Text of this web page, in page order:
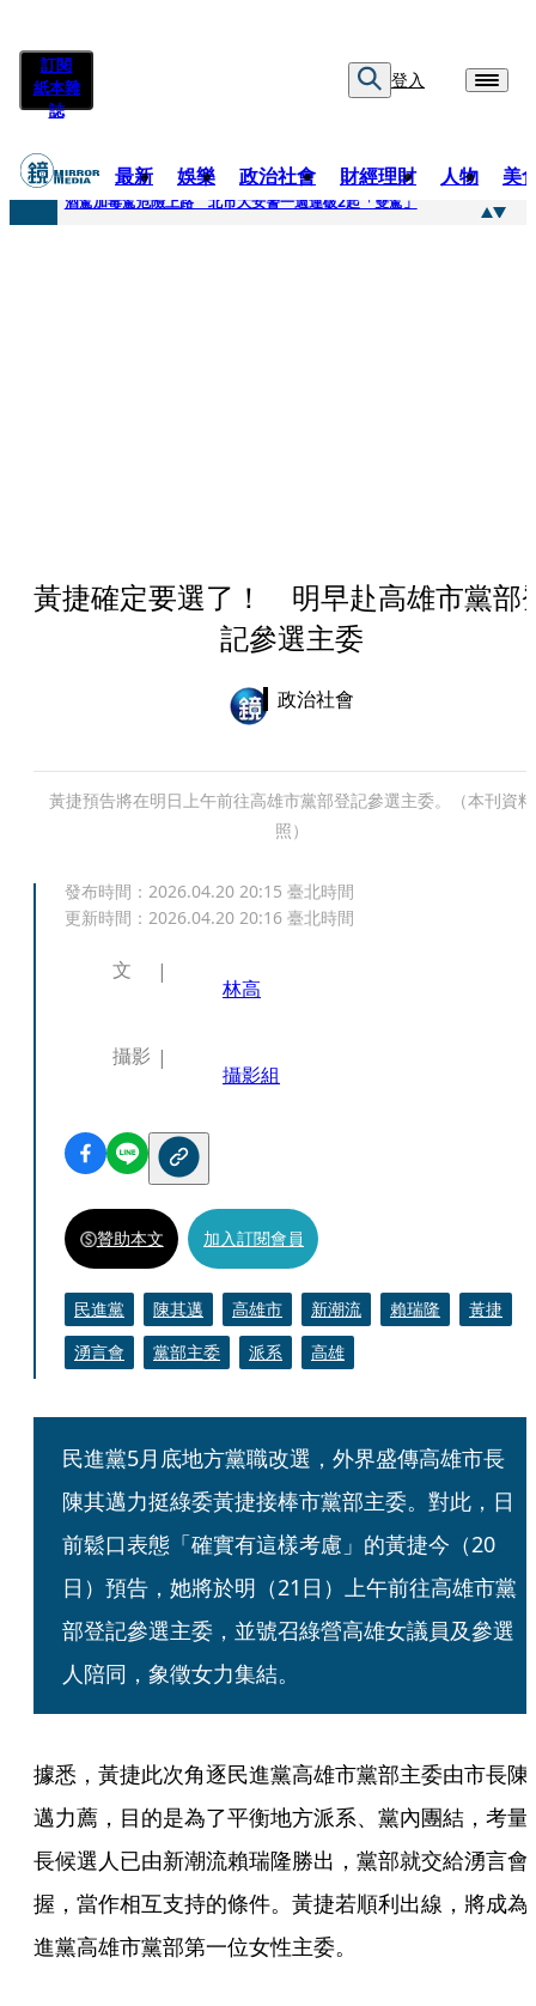
訂閱
紙本雜
誌
登入
最新 娛樂 政治社會 財經理財 人物 美
快訊
酒駕加毒駕危險上路 北市大安警一週連破2起「雙駕」
黃捷確定要選了！ 明早赴高雄市黨部
記參選主委
政治社會
黃捷預告將在明日上午前往高雄市黨部登記參選主委。（本刊資料
照）
發布時間： 2026.04.20 20:15 臺北時間
更新時間： 2026.04.20 20:16 臺北時間
文
林高
攝影
攝影組
贊助本文 加入訂閱會員
民進黨 陳其邁 高雄市 新潮流 賴瑞隆
黃捷
湧言會
黨部主委 派系 高雄
民進黨5月底地方黨職改選，外界盛傳高雄市長
陳其邁力挺綠委黃捷接棒市黨部主委。對此，日
前鬆口表態「確實有這樣考慮」的黃捷今（20
日）預告，她將於明（21日）上午前往高雄市黨
部登記參選主委，並號召綠營高雄女議員及參選
人陪同，象徵女力集結。
據悉，黃捷此次角逐民進黨高雄市黨部主委由市長陳
邁力薦，目的是為了平衡地方派系、黨內團結，考量
長候選人已由新潮流賴瑞隆勝出，黨部就交給湧言會
握，當作相互支持的條件。黃捷若順利出線，將成為
進黨高雄市黨部第一位女性主委。